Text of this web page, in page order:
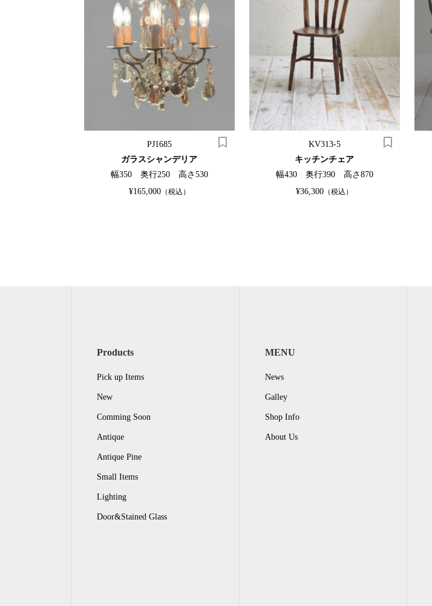
PJ1685
ガラスシャンデリア
幅350 奥行250 高さ530
¥165,000（税込）
KV313-5
キッチンチェア
幅430 奥行390 高さ870
¥36,300 （税込）
Products
Pick up Items
New
Comming Soon
Antique
Antique Pine
Small Items
Lighting
Door&Stained Glass
MENU
News
Galley
Shop Info
About Us